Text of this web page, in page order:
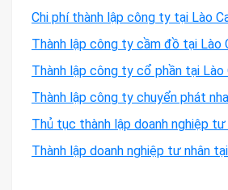
Chi phí thành lập công ty tại Lào
Thành lập công ty cầm đồ tại Lào
Thành lập công ty cổ phần tại Lào
Thành lập công ty chuyển phát
Thủ tục thành lập doanh nghiệp tư
Thành lập doanh nghiệp tư nhân